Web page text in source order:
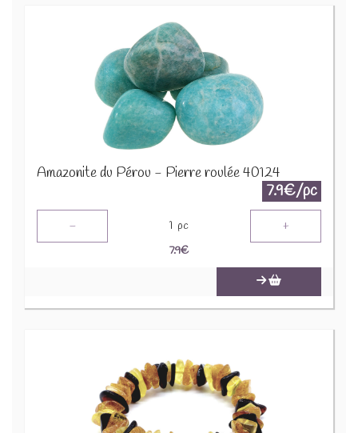
Amazonite du Pérou - Pierre roulée 40124
7.9€/pc
- 1 pc +
7.9€